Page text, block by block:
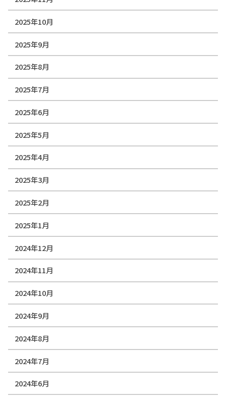
2025年10月
2025年9月
2025年8月
2025年7月
2025年6月
2025年5月
2025年4月
2025年3月
2025年2月
2025年1月
2024年12月
2024年11月
2024年10月
2024年9月
2024年8月
2024年7月
2024年6月